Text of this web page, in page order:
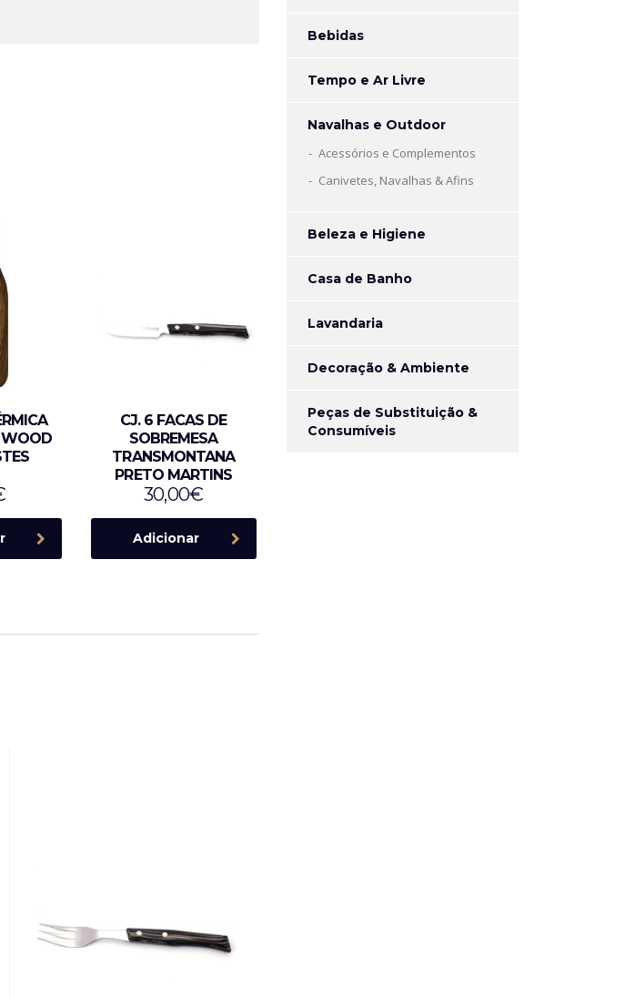
CJ. 6 FACAS DE
SOBREMESA
TRANSMONTANA
PRETO MARTINS
30,00€
Adicionar
Bebidas
Tempo e Ar Livre
Navalhas e Outdoor
Acessórios e Complementos
Canivetes, Navalhas & Afins
Beleza e Higiene
Casa de Banho
Lavandaria
Decoração & Ambiente
Peças de Substituição &
Consumíveis